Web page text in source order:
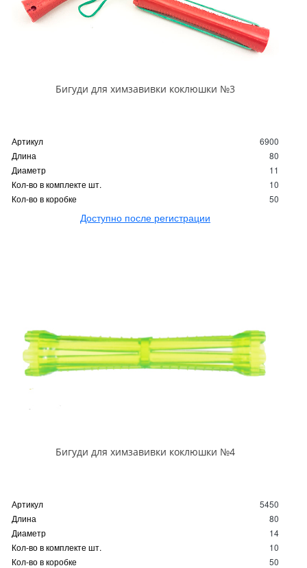
Бигуди для химзавивки коклюшки №3
Артикул
6900
Длина
80
Диаметр
11
Кол-во в комплекте шт.
10
Кол-во в коробке
50
Доступно после регистрации
Бигуди для химзавивки коклюшки №4
Артикул
5450
Длина
80
Диаметр
14
Кол-во в комплекте шт.
10
Кол-во в коробке
50